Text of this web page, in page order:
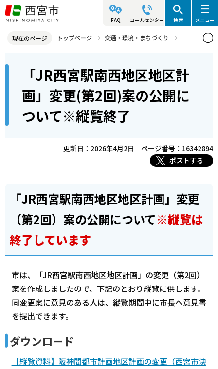
こ
の
ジ
す
FAQ コールセンター 検索 メニュー
現在のページ トップページ
交通・環境・まちづくり
縦覧・閲覧が終了した案件
ら
「JR西宮駅南西地区地区計
画」変更(第2回)案の公開に
ついて※縦覧終了
更新日：2026年4月2日
ページ番号：16342894
ポストする
「JR西宮駅南西地区地区計画」変更
（第2回）案の公開について※縦覧は
終了しています
市は、「JR西宮駅南西地区地区計画」の変更（第2回）
案を作成しましたので、下記のとおり縦覧に供します。
同変更案に意見のある人は、縦覧期間中に市長へ意見書
を提出できます。
ダウンロード
【縦覧資料】阪神間都市計画地区計画の変更（西宮市決